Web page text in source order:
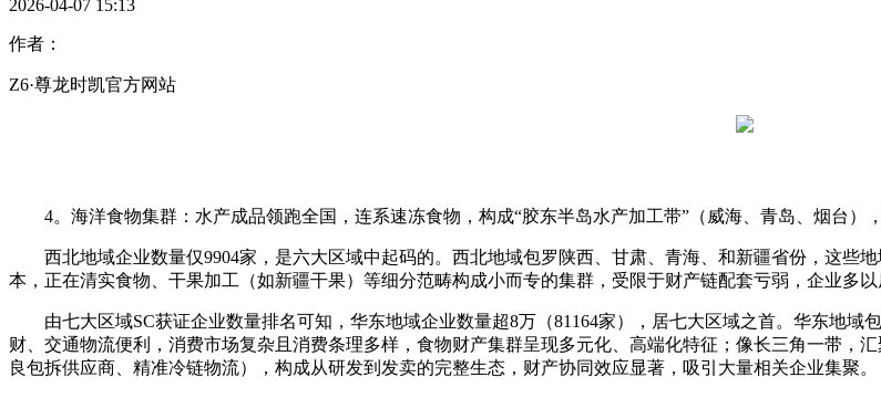
2026-04-07 15:13
作者：
Z6·尊龙时凯官方网站
4。海洋食物集群：水产成品领跑全国，连系速冻食物，构成“胶东半岛水产加工带”（威海、青岛、烟台），
西北地域企业数量仅9904家，是六大区域中起码的。西北地域包罗陕西、甘肃、青海、和新疆省份，这些
本，正在清实食物、干果加工（如新疆干果）等细分范畴构成小而专的集群，受限于财产链配套亏弱，企业多以
由七大区域SC获证企业数量排名可知，华东地域企业数量超8万（81164家），居七大区域之首。华东地域
财、交通物流便利，消费市场复杂且消费条理多样，食物财产集群呈现多元化、高端化特征；像长三角一带，
良包拆供应商、精准冷链物流），构成从研发到发卖的完整生态，财产协同效应显著，吸引大量相关企业集聚。